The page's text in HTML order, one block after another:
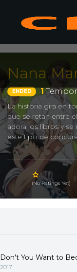
Nana
ENDED 1
La historia gira en
que se retan entre
adora los libros y
este tipo de
(No Ratings Yet)
Don't You Want to
2017